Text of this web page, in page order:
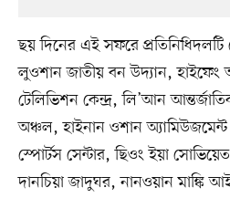
ছয় দিনের এই সফরে প্রতিনিধিদলটি
লুওশান জাতীয় বন উদ্যান, হাইফেং
টেলিভিশন কেন্দ্র, লি’আন
অঞ্চল, হাইনান ওশান অ্যামিউজমেন্ট
স্পোর্টস সেন্টার, ছিওং ইয়া
দানচিয়া জাদুঘর, নানওয়ান মাঙ্কি